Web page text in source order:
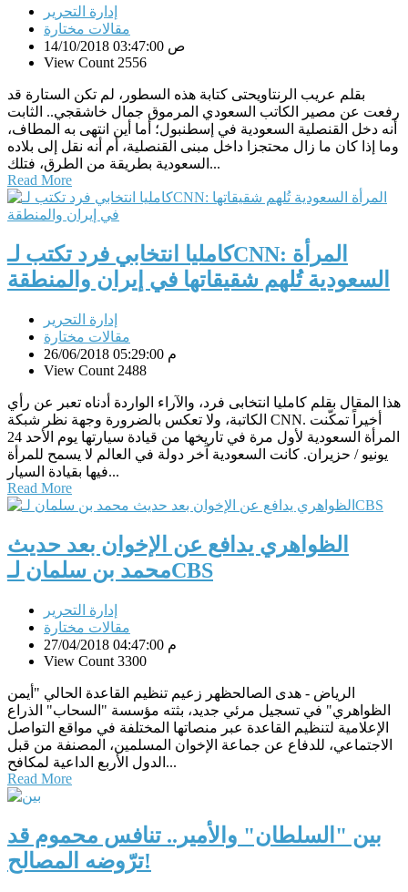
إدارة التحرير
مقالات مختارة
14/10/2018 03:47:00 ص
View Count 2556
بقلم عريب الرنتاويحتى كتابة هذه السطور، لم تكن الستارة قد
رفعت عن مصير الكاتب السعودي المرموق جمال خاشقجي.. الثابت
أنه دخل القنصلية السعودية في إسطنبول؛ أما أين انتهى به المطاف،
وما إذا كان ما زال محتجزا داخل مبنى القنصلية، أم أنه نقل إلى بلاده
السعودية بطريقة من الطرق، فتلك...
Read More
كامليا انتخابي فرد تكتب لـCNN: المرأة
السعودية تُلهم شقيقاتها في إيران والمنطقة
إدارة التحرير
مقالات مختارة
26/06/2018 05:29:00 م
View Count 2488
هذا المقال بقلم کاملیا انتخابی فرد، والآراء الواردة أدناه تعبر عن رأي
الكاتبة، ولا تعكس بالضرورة وجهة نظر شبكة CNN. أخيراً تمكّنت
المرأة السعودية لأول مرة في تاريخها من قيادة سيارتها يوم الأحد 24
يونيو / حزيران. كانت السعودية آخر دولة في العالم لا يسمح للمرأة
فيها بقيادة السيار...
Read More
الظواهري يدافع عن الإخوان بعد حديث
محمد بن سلمان لـCBS
إدارة التحرير
مقالات مختارة
27/04/2018 04:47:00 م
View Count 3300
الرياض - هدى الصالحظهر زعيم تنظيم القاعدة الحالي "أيمن
الظواهري" في تسجيل مرئي جديد، بثته مؤسسة "السحاب" الذراع
الإعلامية لتنظيم القاعدة عبر منصاتها المختلفة في مواقع التواصل
الاجتماعي، للدفاع عن جماعة الإخوان المسلمين، المصنفة من قبل
الدول الأربع الداعية لمكافح...
Read More
بين "السلطان" والأمير.. تنافس محموم قد
ترّوضه المصالح!